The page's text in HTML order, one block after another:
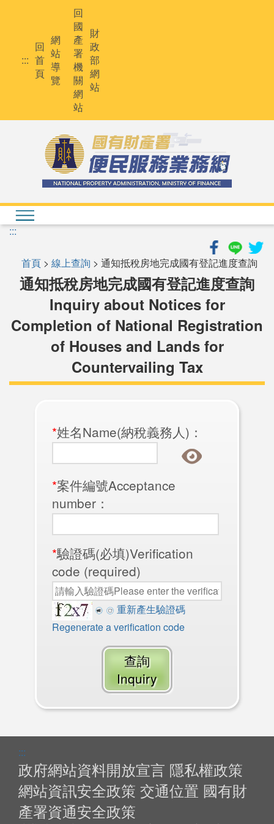
:::
回
首
頁
網
站
導
覽
回
國
產
署
機
關
網
站
財
政
部
網
站
:::
首頁 > 線上查詢 > 通知抵稅房地完成國有登記進度查詢
通知抵稅房地完成國有登記進度查詢
Inquiry about Notices for
Completion of National Registration
of Houses and Lands for
Countervailing Tax
*姓名Name(納稅義務人)：
*案件編號Acceptance
number：
*驗證碼(必填)Verification
code (required)
重新產生驗證碼
Regenerate a verification code
查詢
Inquiry
:::
政府網站資料開放宣言 隱私權政策
網站資訊安全政策 交通位置 國有財
產署資通安全政策